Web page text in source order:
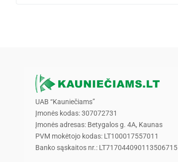
UAB “Kauniečiams”
Įmonės kodas: 307072731
Įmonės adresas: Betygalos g. 4A, Kaunas
PVM mokėtojo kodas: LT100017557011
Banko sąskaitos nr.: LT717044090113506715